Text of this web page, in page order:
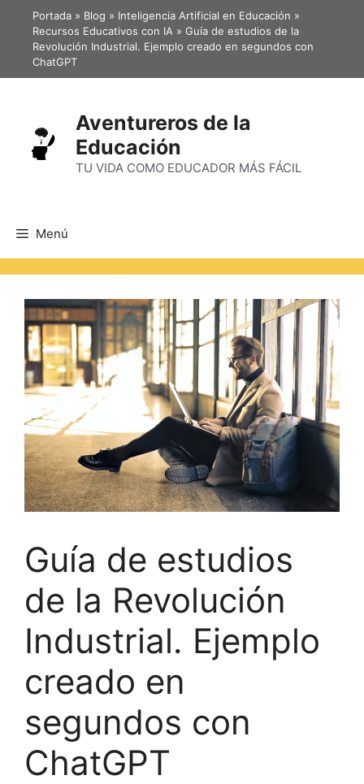
Portada » Blog » Inteligencia Artificial en Educación »
Recursos Educativos con IA » Guía de estudios de la
Revolución Industrial. Ejemplo creado en segundos con
ChatGPT
Aventureros de la
Educación
TU VIDA COMO EDUCADOR MÁS FÁCIL
Menú
Guía de estudios
de la Revolución
Industrial. Ejemplo
creado en
segundos con
ChatGPT